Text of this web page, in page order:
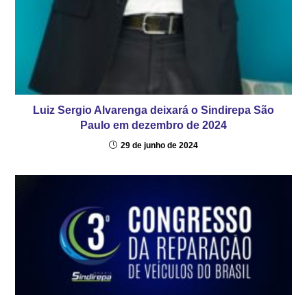
Luiz Sergio Alvarenga deixará o Sindirepa São
Paulo em dezembro de 2024
29 de junho de 2024